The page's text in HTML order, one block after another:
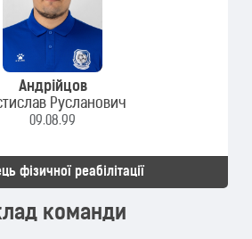
Андрійцов
Русланович
09.08.99
фізичної реабілітації
команди